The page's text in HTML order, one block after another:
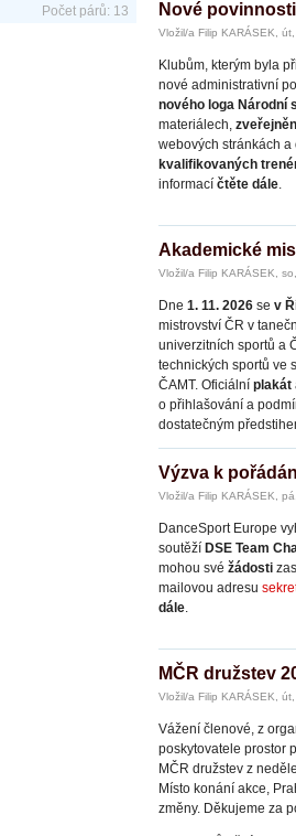
Počet párů: 13 Nové
Vložil/a Filip KARÁSEK,
Klubům, kterým byla
nové administrativní
nového loga Národní
materiálech,
webových stránkách a
kvalifikovaných
informací čtěte dále.
Akademické
Vložil/a Filip KARÁSEK,
Dne 1. 11. 2026 se v
mistrovství ČR v
univerzitních sportů a
technických sportů ve
ČAMT. Oficiální plakát
o přihlašování a
dostatečným
Výzva k
Vložil/a Filip KARÁSEK,
DanceSport Europe
soutěží DSE Team
mohou své žádosti
mailovou adresu
dále.
MČR družstev
Vložil/a Filip KARÁSEK,
Vážení členové, z
poskytovatele prostor
MČR družstev z
Místo konání akce,
změny. Děkujeme za